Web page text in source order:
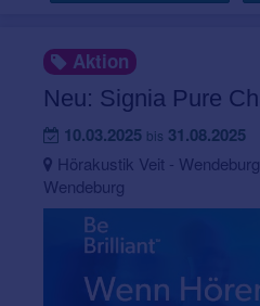
Aktion
Neu: Signia Pure
10.03.2025 bis 31.08.2025
Hörakustik Veit -
Wendeburg